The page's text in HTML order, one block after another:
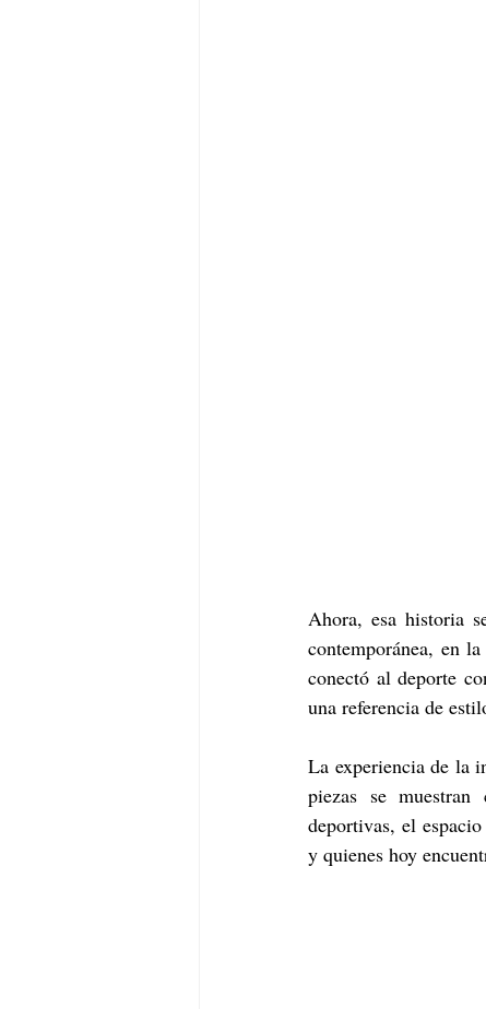
Ahora, esa historia
contemporánea, en
conectó al deporte
una referencia de
La experiencia de la
piezas se muestran
deportivas, el
y quienes hoy